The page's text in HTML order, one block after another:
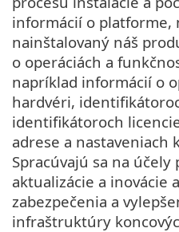
informácií o platforme,
nainštalovaný náš
o operáciách a
napríklad informácií o
hardvéri,
identifikátoroch
adrese a
Spracúvajú sa na
aktualizácie a inovácie
zabezpečenia a
infraštruktúry